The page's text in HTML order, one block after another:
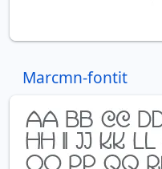
Marcmn-fontit